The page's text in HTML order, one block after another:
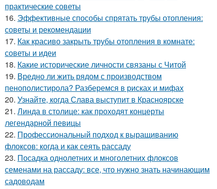
практические советы
16. Эффективные способы спрятать трубы отопления:
советы и рекомендации
17. Как красиво закрыть трубы отопления в комнате:
советы и идеи
18. Какие исторические личности связаны с Читой
19. Вредно ли жить рядом с производством
пенополистирола? Разберемся в рисках и мифах
20. Узнайте, когда Слава выступит в Красноярске
21. Линда в столице: как проходят концерты
легендарной певицы
22. Профессиональный подход к выращиванию
флоксов: когда и как сеять рассаду
23. Посадка однолетних и многолетних флоксов
семенами на рассаду: все, что нужно знать начинающим
садоводам